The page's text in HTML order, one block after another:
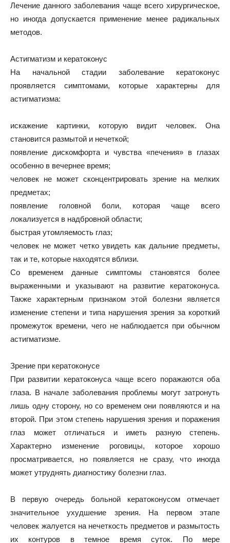
Лечение данного заболевания чаще всего хирургическое,
но иногда допускается применение менее радикальных
методов.
Астигматизм и кератоконус
На начальной стадии заболевание кератоконус
проявляется симптомами, которые характерны для
астигматизма:
искажение картинки, которую видит человек. Она
становится размытой и нечеткой;
появление дискомфорта и чувства «печения» в глазах
особенно в вечернее время;
человек не может сконцентрировать зрение на мелких
предметах;
появление головной боли, которая чаще всего
локализуется в надбровной области;
быстрая утомляемость глаз;
человек не может четко увидеть как дальние предметы,
так и те, которые находятся вблизи.
Со временем данные симптомы становятся более
выраженными и указывают на развитие кератоконуса.
Также характерным признаком этой болезни является
изменение степени и типа нарушения зрения за короткий
промежуток времени, чего не наблюдается при обычном
астигматизме.
Зрение при кератоконусе
При развитии кератоконуса чаще всего поражаются оба
глаза. В начале заболевания проблемы могут затронуть
лишь одну сторону, но со временем они появляются и на
второй. При этом степень нарушения зрения и поражения
глаз может отличаться и иметь разную степень.
Характерно изменение роговицы, которое хорошо
просматривается, но появляется не сразу, что иногда
может утруднять диагностику болезни глаз.
В первую очередь больной кератоконусом отмечает
значительное ухудшение зрения. На первом этапе
человек жалуется на нечеткость предметов и размытость
их контуров в темное время суток. По мере